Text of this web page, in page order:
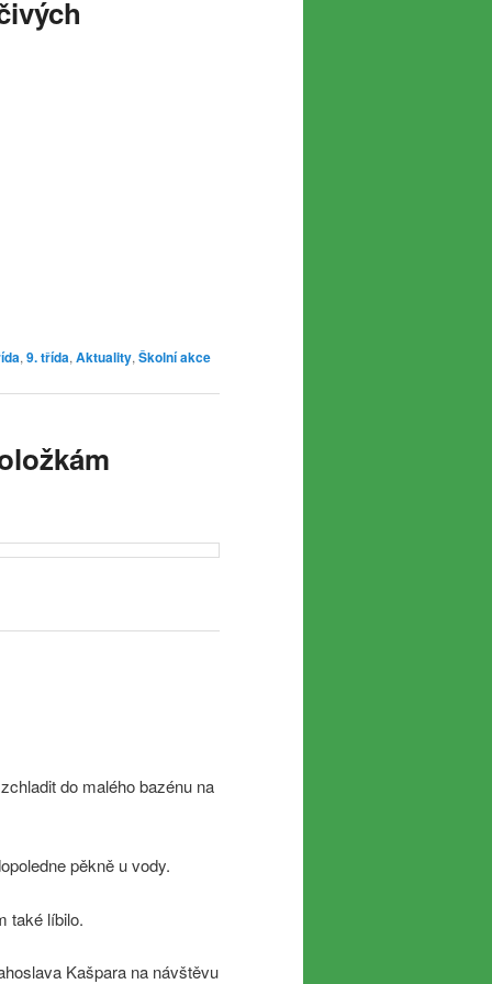
, 9. třída, Aktuality, Školní akce
do malého bazénu na
pěkně u vody.
také líbilo.
Kašpara na návštěvu